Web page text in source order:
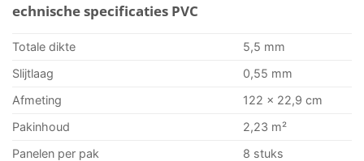
echnische specificaties PVC
Totale dikte
5,5 mm
Slijtlaag
0,55 mm
Afmeting
122 x 22,9 cm
Pakinhoud
2,23 m²
Panelen per pak
8 stuks